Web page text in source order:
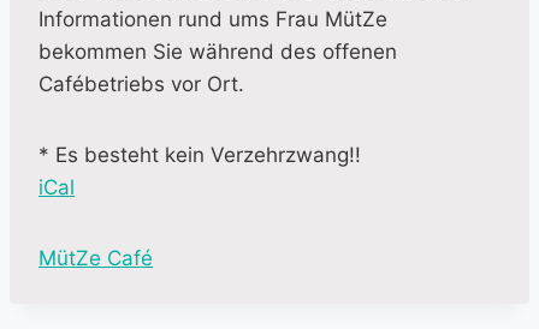
Informationen rund ums Frau MütZe
bekommen Sie während des offenen
Cafébetriebs vor Ort.
* Es besteht kein Verzehrzwang!!
iCal
M
MütZe Café